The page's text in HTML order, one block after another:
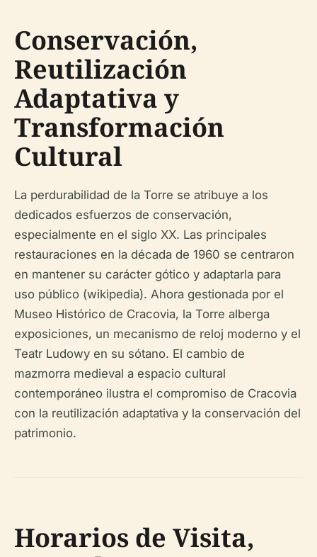
Conservación,
Reutilización
Adaptativa y
Transformación
Cultural
La perdurabilidad de la Torre se atribuye a los
dedicados esfuerzos de conservación,
especialmente en el siglo XX. Las principales
restauraciones en la década de 1960 se centraron
en mantener su carácter gótico y adaptarla para
uso público (wikipedia). Ahora gestionada por el
Museo Histórico de Cracovia, la Torre alberga
exposiciones, un mecanismo de reloj moderno y el
Teatr Ludowy en su sótano. El cambio de
mazmorra medieval a espacio cultural
contemporáneo ilustra el compromiso de Cracovia
con la reutilización adaptativa y la conservación del
patrimonio.
Horarios de Visita,